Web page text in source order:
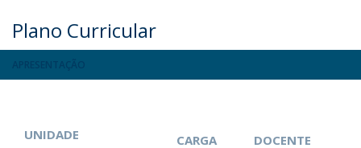
Plano Curricular
UNIDADE
CARGA
DOCENTE